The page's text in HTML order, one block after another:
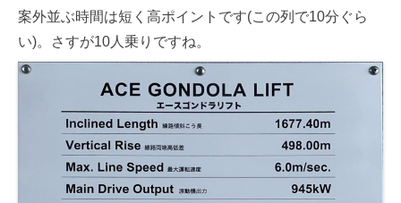
案外並ぶ時間は短く高ポイントです(この列で10分ぐら
い)。さすが10人乗りですね。